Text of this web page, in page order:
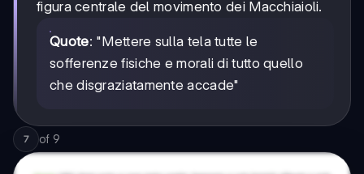
figura centrale del movimento dei Macchiaioli.
Quote: "Mettere sulla tela tutte le
sofferenze fisiche e morali di tutto quello
che disgraziatamente accade"
7 of 9